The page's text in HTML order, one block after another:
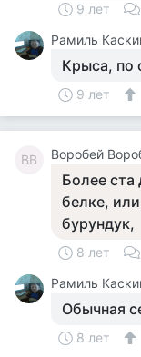
9 лет
Рамиль
Крыса, по
9 лет
ВВ Воробей
Более ста
белке,
бурундук,
8 лет
Рамиль
Обычная
8 лет